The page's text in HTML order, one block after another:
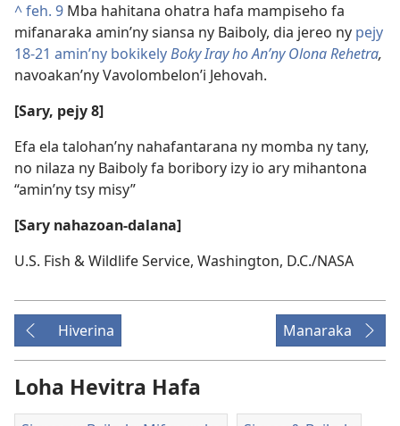
^feh. 9 Mba hahitana ohatra hafa mampiseho fa
mifanaraka amin’ny siansa ny Baiboly, dia jereo ny pejy
18-21 amin’ny bokikelyBoky Iray ho An’ny Olona Rehetra,
navoakan’ny Vavolombelon’i Jehovah.
[Sary, pejy 8]
Efa ela talohan’ny nahafantarana ny momba ny tany,
no nilaza ny Baiboly fa boribory izy io ary mihantona
“amin’ny tsy misy”
[Sary nahazoan-dalana]
U.S. Fish & Wildlife Service, Washington, D.C./NASA
Hiverina Manaraka
Loha Hevitra Hafa